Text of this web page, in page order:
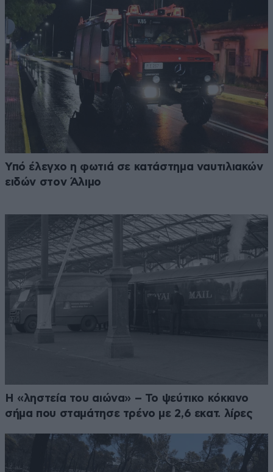
Υπό έλεγχο η φωτιά σε κατάστημα ναυτιλιακών
ειδών στον Άλιμο
Η «ληστεία του αιώνα» – Το ψεύτικο κόκκινο
σήμα που σταμάτησε τρένο με 2,6 εκατ. λίρες